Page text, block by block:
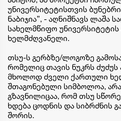
უნივერსიტეტისთვის
ნაბიჯია”, - აღნიშნავს ლაშა
სახელმწიფო უნივერსიტეტის
ხელმძღვანელი.
თსუ-ს გერბზე/ლოგოზე
რომელიც თავის ნუკრს ძუძუს
მხოლოდ ძველი ქართული
შთაგონებული სიმბოლოა,
გზავნილიცაა, რომ თსუ
ხდება ცოდნის და სიბრძნის
შორის.